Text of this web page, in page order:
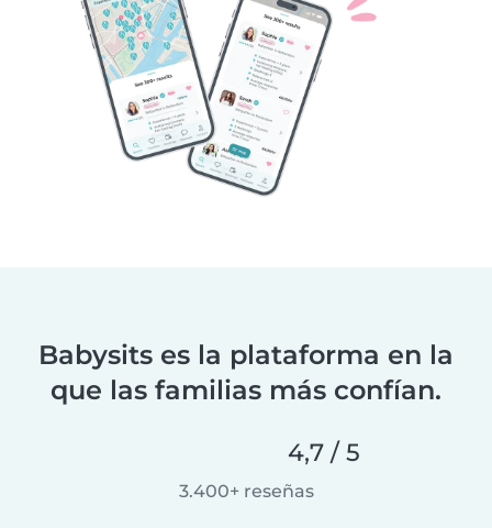
Babysits es la plataforma en la
que las familias más confían.
4,7 / 5
3.400+ reseñas